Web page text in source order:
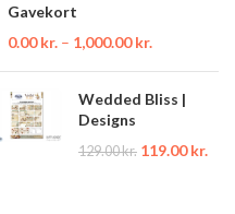
Gavekort
0.00kr. – 1,000.00kr.
Wedded Bliss |
Designs
129.00kr. 119.00kr.